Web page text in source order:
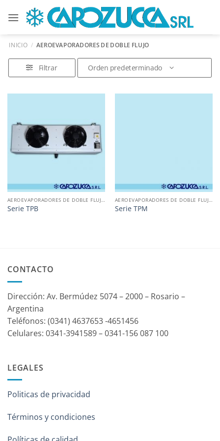
contenido
INICIO / AEROEVAPORADORES DE DOBLE FLUJO
Filtrar
AEROEVAPORADORES DE DOBLE FLUJO
Serie TPB
AEROEVAPORADORES DE DOBLE FLUJO
Serie TPM
CONTACTO
Dirección: Av. Bermúdez 5074 – 2000 – Rosario –
Argentina
Teléfonos: (0341) 4637653 -4651456
Celulares: 0341-3941589 – 0341-156 087 100
LEGALES
Politicas de privacidad
Términos y condiciones